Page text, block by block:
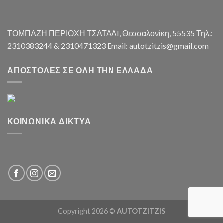
ΤΟΜΠΑΖΗ ΠΕΡΙΟΧΗ ΤΣΑΤΑΛI, Θεσσαλονίκη, 55535 Τηλ.:
2310383244 & 2310471323 Email: autotzitzis@gmail.com
ΑΠΟΣΤΟΛΈΣ ΣΕ ΌΛΗ ΤΗΝ ΕΛΛΆΔΑ
ΚΟΙΝΩΝΙΚΆ ΔΊΚΤΥΑ
Copyright 2026 © AUTOTZITZIS